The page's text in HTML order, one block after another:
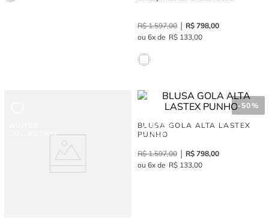
R$ 1.597,00 R$ 798,00
6
R$ 133,00
- 50%
BLUSA GOLA ALTA LASTEX
PUNHO
R$ 1.597,00 R$ 798,00
6
R$ 133,00